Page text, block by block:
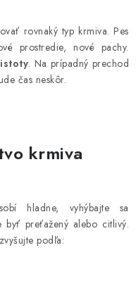
rovnaký typ krmiva. Pes
prostredie, nové pachy.
. Na prípadný prechod
čas neskôr.
krmiva
hladne, vyhýbajte sa
byť preťažený alebo citlivý.
podľa: